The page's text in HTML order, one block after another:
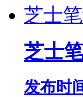
芝士
芝士
发布时